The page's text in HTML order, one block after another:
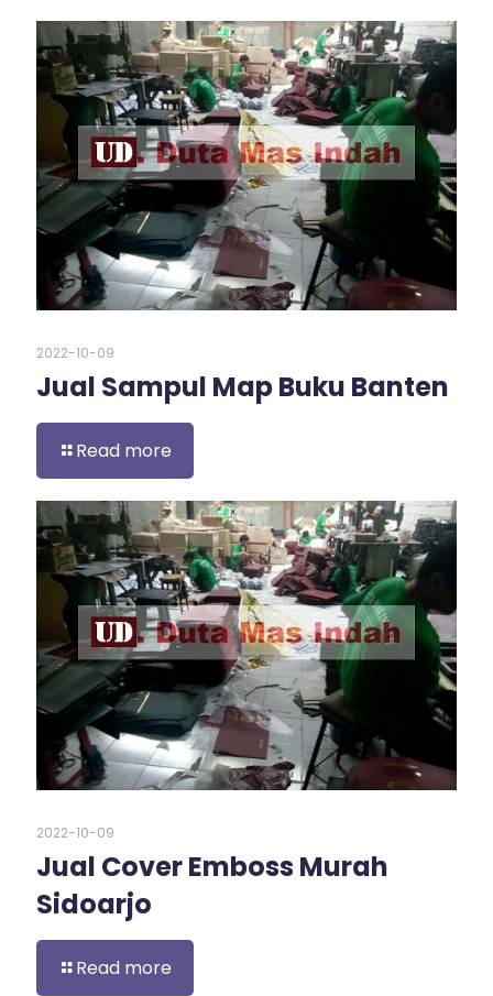
2022-10-09
Jual Sampul Map Buku Banten
Read more
2022-10-09
Jual Cover Emboss Murah
Sidoarjo
Read more